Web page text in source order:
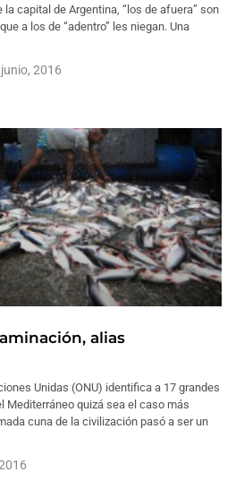
la capital de Argentina, “los de afuera” son
a los de “adentro” les niegan. Una
2016
alias
Unidas (ONU) identifica a 17 grandes
Mediterráneo quizá sea el caso más
cuna de la civilización pasó a ser un